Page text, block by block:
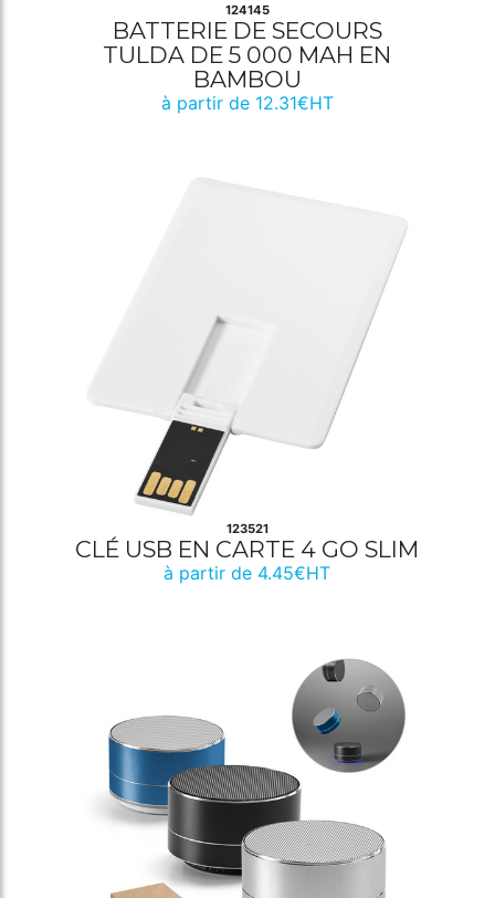
124145
BATTERIE DE SECOURS
TULDA DE 5 000 MAH EN
BAMBOU
à partir de 12.31€HT
123521
CLÉ USB EN CARTE 4 GO SLIM
à partir de 4.45€HT